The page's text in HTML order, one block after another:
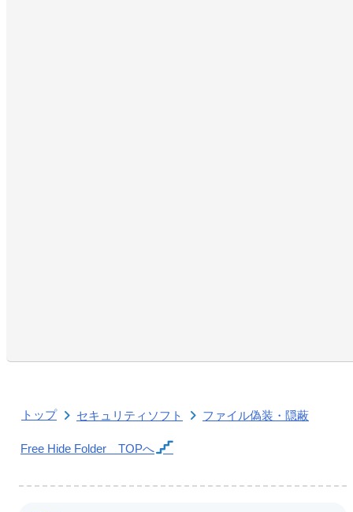
トップ セキュリティソフト ファイル偽装・隠蔽
Free Hide Folder TOPへ